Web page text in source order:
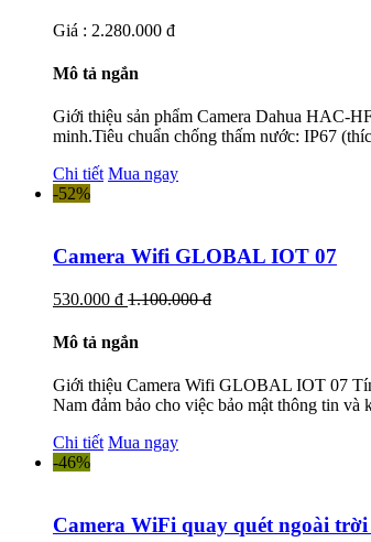
Giá : 2.280.000 đ
Mô tả ngắn
Giới thiệu sản phẩm Camera Dahua HAC-
minh.Tiêu chuẩn chống thấm nước: IP67
Chi tiết Mua ngay
-52%
Camera Wifi GLOBAL IOT 07
530.000 đ 1.100.000 đ
Mô tả ngắn
Giới thiệu Camera Wifi GLOBAL IOT 07
Nam đảm bảo cho việc bảo mật thông tin và
Chi tiết Mua ngay
-46%
Camera WiFi quay quét ngoài